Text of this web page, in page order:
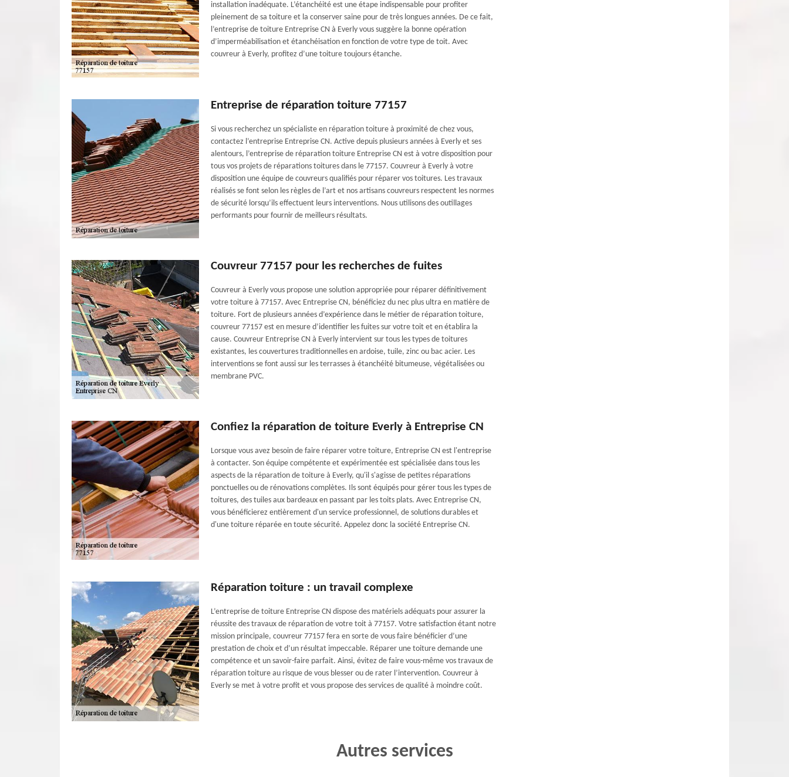
installation inadéquate. L’étanchéité est une étape indispensable pour profiter
pleinement de sa toiture et la conserver saine pour de très longues années. De ce fait,
l’entreprise de toiture Entreprise CN à Everly vous suggère la bonne opération
d’imperméabilisation et étanchéisation en fonction de votre type de toit. Avec
couvreur à Everly, profitez d’une toiture toujours étanche.
Entreprise de réparation toiture 77157
Si vous recherchez un spécialiste en réparation toiture à proximité de chez vous,
contactez l’entreprise Entreprise CN. Active depuis plusieurs années à Everly et ses
alentours, l’entreprise de réparation toiture Entreprise CN est à votre disposition pour
tous vos projets de réparations toitures dans le 77157. Couvreur à Everly à votre
disposition une équipe de couvreurs qualifiés pour réparer vos toitures. Les travaux
réalisés se font selon les règles de l’art et nos artisans couvreurs respectent les normes
de sécurité lorsqu’ils effectuent leurs interventions. Nous utilisons des outillages
performants pour fournir de meilleurs résultats.
Couvreur 77157 pour les recherches de fuites
Couvreur à Everly vous propose une solution appropriée pour réparer définitivement
votre toiture à 77157. Avec Entreprise CN, bénéficiez du nec plus ultra en matière de
toiture. Fort de plusieurs années d’expérience dans le métier de réparation toiture,
couvreur 77157 est en mesure d’identifier les fuites sur votre toit et en établira la
cause. Couvreur Entreprise CN à Everly intervient sur tous les types de toitures
existantes, les couvertures traditionnelles en ardoise, tuile, zinc ou bac acier. Les
interventions se font aussi sur les terrasses à étanchéité bitumeuse, végétalisées ou
membrane PVC.
Confiez la réparation de toiture Everly à Entreprise CN
Lorsque vous avez besoin de faire réparer votre toiture, Entreprise CN est l'entreprise
à contacter. Son équipe compétente et expérimentée est spécialisée dans tous les
aspects de la réparation de toiture à Everly, qu'il s'agisse de petites réparations
ponctuelles ou de rénovations complètes. Ils sont équipés pour gérer tous les types de
toitures, des tuiles aux bardeaux en passant par les toits plats. Avec Entreprise CN,
vous bénéficierez entièrement d'un service professionnel, de solutions durables et
d'une toiture réparée en toute sécurité. Appelez donc la société Entreprise CN.
Réparation toiture : un travail complexe
L’entreprise de toiture Entreprise CN dispose des matériels adéquats pour assurer la
réussite des travaux de réparation de votre toit à 77157. Votre satisfaction étant notre
mission principale, couvreur 77157 fera en sorte de vous faire bénéficier d’une
prestation de choix et d’un résultat impeccable. Réparer une toiture demande une
compétence et un savoir-faire parfait. Ainsi, évitez de faire vous-même vos travaux de
réparation toiture au risque de vous blesser ou de rater l’intervention. Couvreur à
Everly se met à votre profit et vous propose des services de qualité à moindre coût.
Autres services